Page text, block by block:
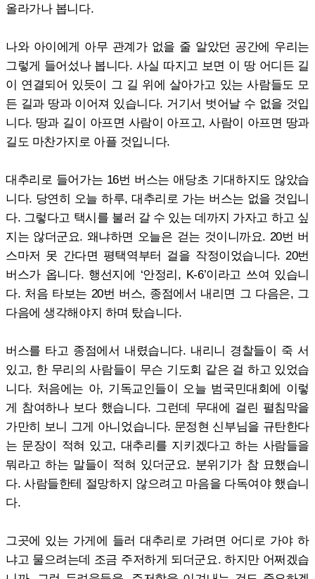
올라가나 봅니다.
나와 아이에게 아무 관계가 없을 줄 알았던 공간에 우리는
그렇게 들어섰나 봅니다. 사실 따지고 보면 이 땅 어디든 길
이 연결되어 있듯이 그 길 위에 살아가고 있는 사람들도 모
든 길과 땅과 이어져 있습니다. 거기서 벗어날 수 없을 것입
니다. 땅과 길이 아프면 사람이 아프고, 사람이 아프면 땅과
길도 마찬가지로 아플 것입니다.
대추리로 들어가는 16번 버스는 애당초 기대하지도 않았습
니다. 당연히 오늘 하루, 대추리로 가는 버스는 없을 것입니
다. 그렇다고 택시를 불러 갈 수 있는 데까지 가자고 하고 싶
지는 않더군요. 왜냐하면 오늘은 걷는 것이니까요. 20번 버
스마저 못 간다면 평택역부터 걸을 작정이었습니다. 20번
버스가 옵니다. 행선지에 ‘안정리, K-6’이라고 쓰여 있습니
다. 처음 타보는 20번 버스, 종점에서 내리면 그 다음은, 그
다음에 생각해야지 하며 탔습니다.
버스를 타고 종점에서 내렸습니다. 내리니 경찰들이 죽 서
있고, 한 무리의 사람들이 무슨 기도회 같은 걸 하고 있었습
니다. 처음에는 아, 기독교인들이 오늘 범국민대회에 이렇
게 참여하나 보다 했습니다. 그런데 무대에 걸린 펼침막을
가만히 보니 그게 아니었습니다. 문정현 신부님을 규탄한다
는 문장이 적혀 있고, 대추리를 지키겠다고 하는 사람들을
뭐라고 하는 말들이 적혀 있더군요. 분위기가 참 묘했습니
다. 사람들한테 절망하지 않으려고 마음을 다독여야 했습니
다.
그곳에 있는 가게에 들러 대추리로 가려면 어디로 가야 하
냐고 물으려는데 조금 주저하게 되더군요. 하지만 어쩌겠습